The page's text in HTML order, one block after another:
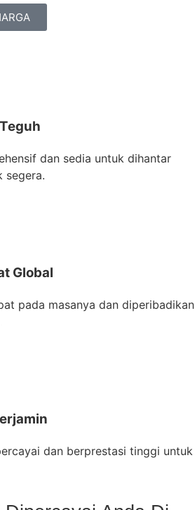
dan sedia untuk dihantar
segera.
Global
pada masanya dan diperibadikan
dan berprestasi tinggi untuk